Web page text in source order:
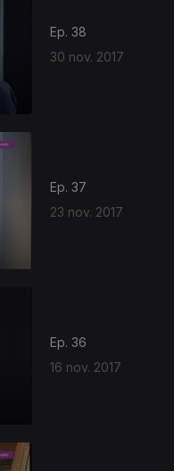
Ep. 38
30 nov. 2017
Ep. 37
23 nov. 2017
Ep. 36
16 nov. 2017